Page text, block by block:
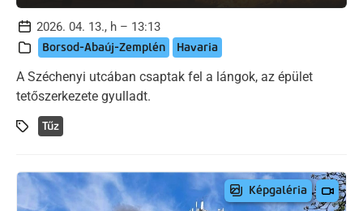
2026. 04. 13., h – 13:13
Borsod-Abaúj-Zemplén Havaria
A Széchenyi utcában csaptak fel a lángok, az épület
tetőszerkezete gyulladt.
Tűz
Képgaléria